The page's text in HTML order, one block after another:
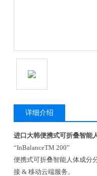
详细介绍
进口大韩便携式可折叠智能
“InBalanceTM 200”
便携式可折叠智能人体成分
接 & 移动云端服务。